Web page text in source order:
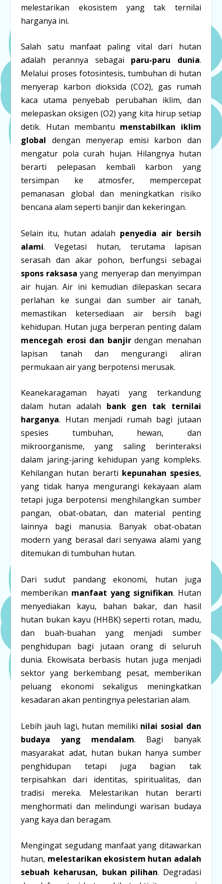
melestarikan ekosistem yang tak ternilai
harganya ini.
Salah satu manfaat paling vital dari hutan
adalah perannya sebagai paru-paru dunia.
Melalui proses fotosintesis, tumbuhan di hutan
menyerap karbon dioksida (CO2), gas rumah
kaca utama penyebab perubahan iklim, dan
melepaskan oksigen (O2) yang kita hirup setiap
detik. Hutan membantu menstabilkan iklim
global dengan menyerap emisi karbon dan
mengatur pola curah hujan. Hilangnya hutan
berarti pelepasan kembali karbon yang
tersimpan ke atmosfer, mempercepat
pemanasan global dan meningkatkan risiko
bencana alam seperti banjir dan kekeringan.
Selain itu, hutan adalah penyedia air bersih
alami. Vegetasi hutan, terutama lapisan
serasah dan akar pohon, berfungsi sebagai
spons raksasa yang menyerap dan menyimpan
air hujan. Air ini kemudian dilepaskan secara
perlahan ke sungai dan sumber air tanah,
memastikan ketersediaan air bersih bagi
kehidupan. Hutan juga berperan penting dalam
mencegah erosi dan banjirdengan menahan
lapisan tanah dan mengurangi aliran
permukaan air yang berpotensi merusak.
Keanekaragaman hayati yang terkandung
dalam hutan adalah bank gen tak ternilai
harganya. Hutan menjadi rumah bagi jutaan
spesies tumbuhan, hewan, dan
mikroorganisme, yang saling berinteraksi
dalam jaring-jaring kehidupan yang kompleks.
Kehilangan hutan berarti kepunahan spesies,
yang tidak hanya mengurangi kekayaan alam
tetapi juga berpotensi menghilangkan sumber
pangan, obat-obatan, dan material penting
lainnya bagi manusia. Banyak obat-obatan
modern yang berasal dari senyawa alami yang
ditemukan di tumbuhan hutan.
Dari sudut pandang ekonomi, hutan juga
memberikan manfaat yang signifikan. Hutan
menyediakan kayu, bahan bakar, dan hasil
hutan bukan kayu (HHBK) seperti rotan, madu,
dan buah-buahan yang menjadi sumber
penghidupan bagi jutaan orang di seluruh
dunia. Ekowisata berbasis hutan juga menjadi
sektor yang berkembang pesat, memberikan
peluang ekonomi sekaligus meningkatkan
kesadaran akan pentingnya pelestarian alam.
Lebih jauh lagi, hutan memiliki nilai sosial dan
budaya yang mendalam. Bagi banyak
masyarakat adat, hutan bukan hanya sumber
penghidupan tetapi juga bagian tak
terpisahkan dari identitas, spiritualitas, dan
tradisi mereka. Melestarikan hutan berarti
menghormati dan melindungi warisan budaya
yang kaya dan beragam.
Mengingat segudang manfaat yang ditawarkan
hutan, melestarikan ekosistem hutan adalah
sebuah keharusan, bukan pilihan. Degradasi